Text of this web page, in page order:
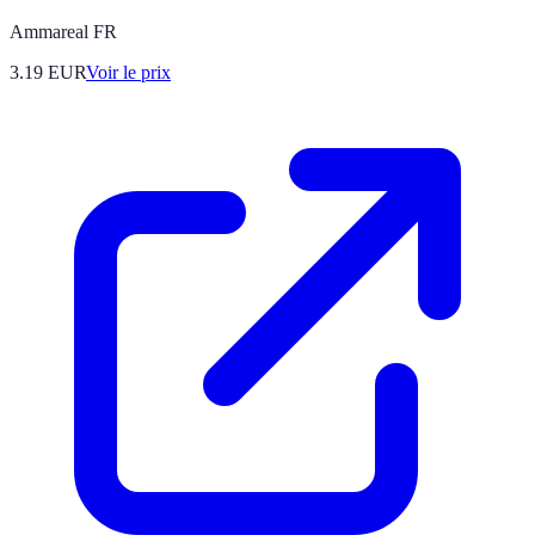
Ammareal FR
3.19 EURVoir le prix